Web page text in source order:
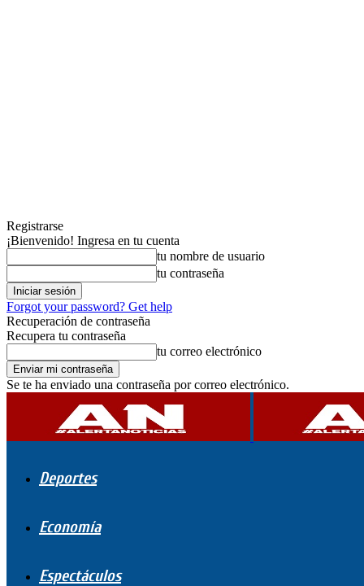
Registrarse
¡Bienvenido! Ingresa en tu cuenta
tu nombre de usuario
tu contraseña
Forgot your password? Get help
Recuperación de contraseña
Recupera tu contraseña
tu correo electrónico
Se te ha enviado una contraseña por correo electrónico.
Deportes
Economía
Espectáculos